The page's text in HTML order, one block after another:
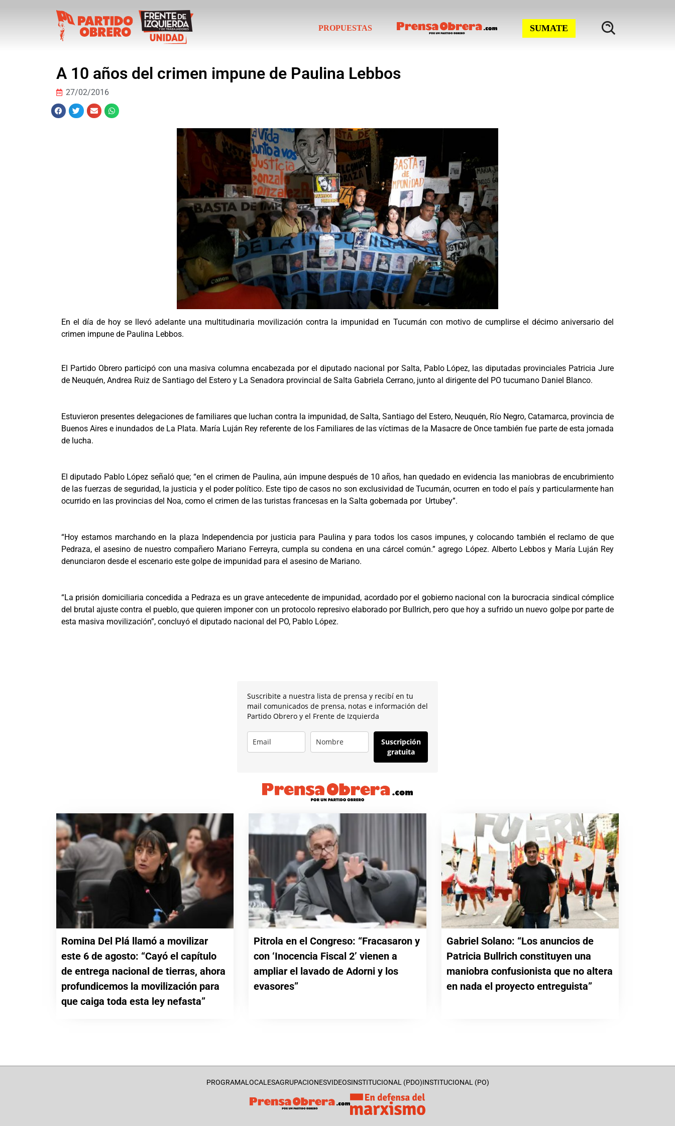
PROPUESTAS SUMATE
A 10 años del crimen impune de Paulina Lebbos
27/02/2016
En el día de hoy se llevó adelante una multitudinaria movilización contra la impunidad en Tucumán con motivo de cumplirse el décimo aniversario del
crimen impune de Paulina Lebbos.
El Partido Obrero participó con una masiva columna encabezada por el diputado nacional por Salta, Pablo López, las diputadas provinciales Patricia Jure
de Neuquén, Andrea Ruiz de Santiago del Estero y La Senadora provincial de Salta Gabriela Cerrano, junto al dirigente del PO tucumano Daniel Blanco.
Estuvieron presentes delegaciones de familiares que luchan contra la impunidad, de Salta, Santiago del Estero, Neuquén, Río Negro, Catamarca, provincia de
Buenos Aires e inundados de La Plata. María Luján Rey referente de los Familiares de las víctimas de la Masacre de Once también fue parte de esta jornada
de lucha.
El diputado Pablo López señaló que; “en el crimen de Paulina, aún impune después de 10 años, han quedado en evidencia las maniobras de encubrimiento
de las fuerzas de seguridad, la justicia y el poder político. Este tipo de casos no son exclusividad de Tucumán, ocurren en todo el país y particularmente han
ocurrido en las provincias del Noa, como el crimen de las turistas francesas en la Salta gobernada por Urtubey”.
“Hoy estamos marchando en la plaza Independencia por justicia para Paulina y para todos los casos impunes, y colocando también el reclamo de que
Pedraza, el asesino de nuestro compañero Mariano Ferreyra, cumpla su condena en una cárcel común.” agrego López. Alberto Lebbos y María Luján Rey
denunciaron desde el escenario este golpe de impunidad para el asesino de Mariano.
“La prisión domiciliaria concedida a Pedraza es un grave antecedente de impunidad, acordado por el gobierno nacional con la burocracia sindical cómplice
del brutal ajuste contra el pueblo, que quieren imponer con un protocolo represivo elaborado por Bullrich, pero que hoy a sufrido un nuevo golpe por parte de
esta masiva movilización”, concluyó el diputado nacional del PO, Pablo López.
Suscribite a nuestra lista de prensa y recibí en tu
mail comunicados de prensa, notas e información del
Partido Obrero y el Frente de Izquierda
Suscripción
gratuita
Romina Del Plá llamó a movilizar
este 6 de agosto: “Cayó el capítulo
de entrega nacional de tierras, ahora
profundicemos la movilización para
que caiga toda esta ley nefasta”
Pitrola en el Congreso: “Fracasaron y
con ‘Inocencia Fiscal 2’ vienen a
ampliar el lavado de Adorni y los
evasores”
Gabriel Solano: “Los anuncios de
Patricia Bullrich constituyen una
maniobra confusionista que no altera
en nada el proyecto entreguista”
PROGRAMALOCALESAGRUPACIONESVIDEOSINSTITUCIONAL (PDO)INSTITUCIONAL (PO)